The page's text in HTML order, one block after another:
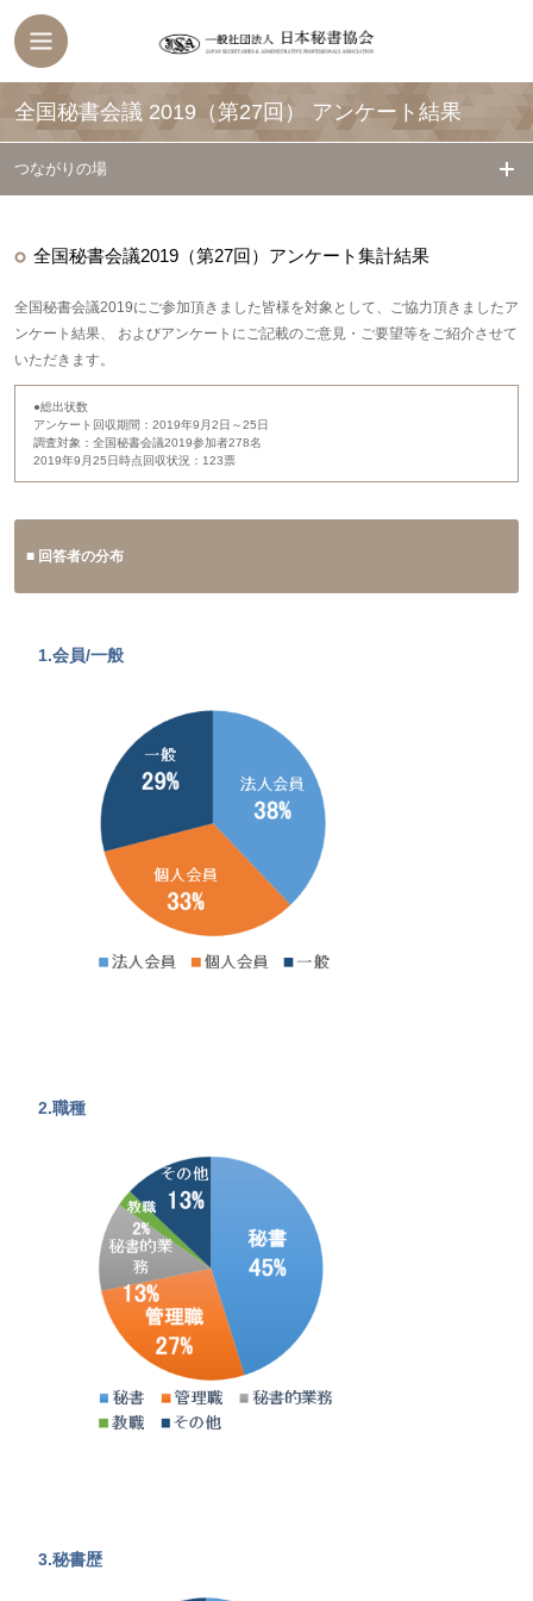
全国秘書会議 2019（第27回） アンケート結果
つながりの場
全国秘書会議2019（第27回）アンケート集計結果
全国秘書会議2019にご参加頂きました皆様を対象として、ご協力頂きましたア
ンケート結果、 およびアンケートにご記載のご意見・ご要望等をご紹介させて
いただきます。
●総出状数
アンケート回収期間：2019年9月2日～25日
調査対象：全国秘書会議2019参加者278名
2019年9月25日時点回収状況：123票
■ 回答者の分布
1.会員/一般
2.職種
3.秘書歴